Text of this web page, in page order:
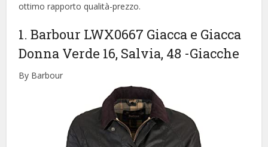
ottimo rapporto qualità-prezzo.
1. Barbour LWX0667 Giacca e Giacca
Donna Verde 16, Salvia, 48 -Giacche
By Barbour